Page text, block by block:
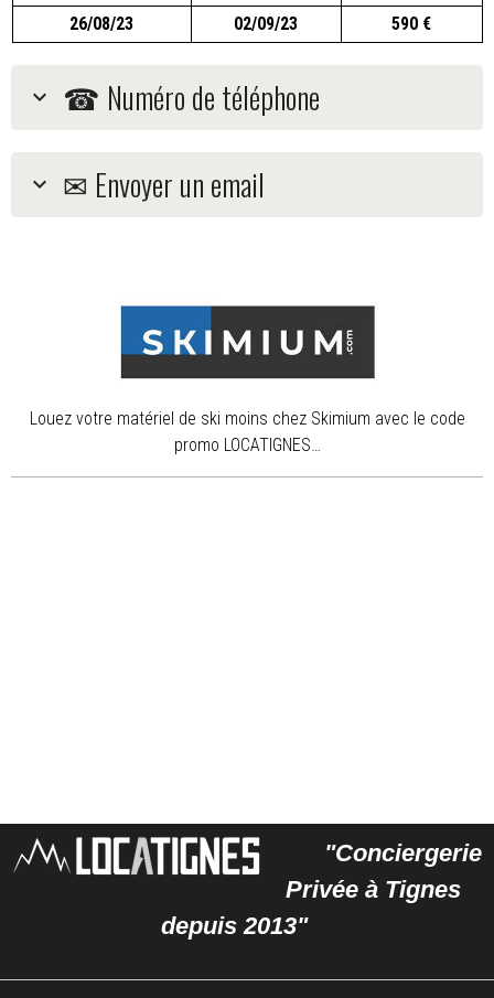
26/08/23
02/09/23 590 €
☎ Numéro de téléphone
✉ Envoyer un email
Louez votre matériel de ski moins chez Skimium avec le code
promo LOCATIGNES…
"Conciergerie
Privée à Tignes
depuis 2013"